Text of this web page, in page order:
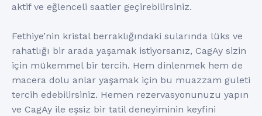
aktif ve eğlenceli saatler geçirebilirsiniz.
Fethiye’nin kristal berraklığındaki sularında lüks ve
rahatlığı bir arada yaşamak istiyorsanız, CagAy sizin
için mükemmel bir tercih. Hem dinlenmek hem de
macera dolu anlar yaşamak için bu muazzam guleti
tercih edebilirsiniz. Hemen rezervasyonunuzu yapın
ve CagAy ile eşsiz bir tatil deneyiminin keyfini